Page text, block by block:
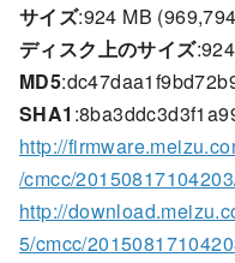
サイズ:924 MB
ディスク上のサイズ
MD5
SHA1
http://
/cmcc/
http://
5/cmcc/